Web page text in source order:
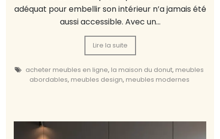
adéquat pour embellir son intérieur n’a jamais été
aussi accessible. Avec un...
Lire la suite
acheter meubles en ligne, la maison du donut, meubles
abordables, meubles design, meubles modernes